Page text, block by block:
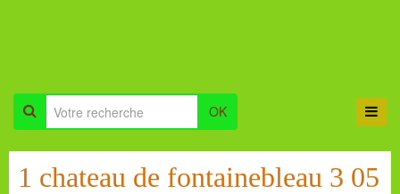
OK
1 chateau de fontainebleau 3 05